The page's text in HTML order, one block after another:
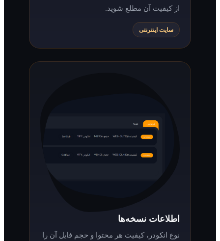
از کیفیت آن مطلع شوید.
سایت اینترنتی
اطلاعات نسخه‌ها
نوع انکودر، کیفیت هر محتوا و حجم فایل آن را